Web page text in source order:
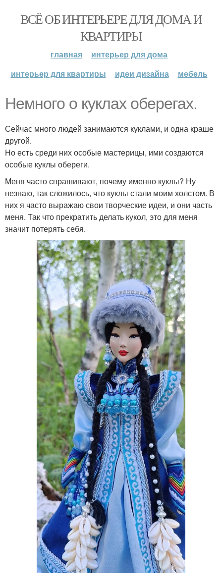
ВСЁ ОБ ИНТЕРЬЕРЕ ДЛЯ ДОМА И
КВАРТИРЫ
главная
интерьер для дома
интерьер для квартиры
идеи дизайна мебель
Немного о куклах оберегах.
Сейчас много людей занимаются куклами, и одна краше
другой.
Но есть среди них особые мастерицы, ими создаются
особые куклы обереги.
Меня часто спрашивают, почему именно куклы? Ну
незнаю, так сложилось, что куклы стали моим холстом. В
них я часто выражаю свои творческие идеи, и они часть
меня. Так что прекратить делать кукол, это для меня
значит потерять себя.